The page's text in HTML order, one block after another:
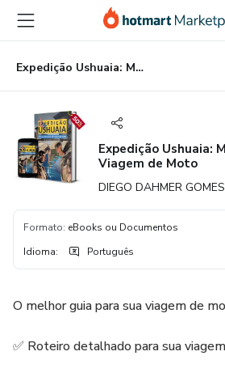
para
conteúdo
principal
para
pagamento
para
rodapé
Expedição Ushuaia: Manual Completo de Viagem de Moto
Expedição Ushuaia:
Viagem de Moto
DIEGO DAHMER GOMES
Formato: eBooks ou Documentos
Idioma: Português
O melhor guia para sua viagem de
✅ Roteiro detalhado para sua